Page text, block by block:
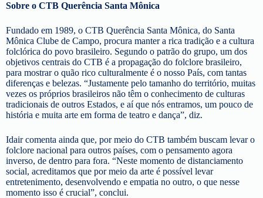
Sobre o CTB Querência Santa Mônica
Fundado em 1989, o CTB Querência Santa Mônica, do Santa
Mônica Clube de Campo, procura manter a rica tradição e a cultura
folclórica do povo brasileiro. Segundo o patrão do grupo, um dos
objetivos centrais do CTB é a propagação do folclore brasileiro,
para mostrar o quão rico culturalmente é o nosso País, com tantas
diferenças e belezas. “Justamente pelo tamanho do território, muitas
vezes os próprios brasileiros não têm o conhecimento de culturas
tradicionais de outros Estados, e aí que nós entramos, um pouco de
história e muita arte em forma de teatro e dança”, diz.
Idair comenta ainda que, por meio do CTB também buscam levar o
folclore nacional para outros países, com o pensamento agora
inverso, de dentro para fora. “Neste momento de distanciamento
social, acreditamos que por meio da arte é possível levar
entretenimento, desenvolvendo e empatia no outro, o que nesse
momento isso é crucial”, conclui.